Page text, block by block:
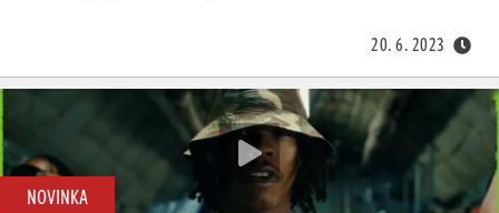
20. 6. 2023
NOVINKA